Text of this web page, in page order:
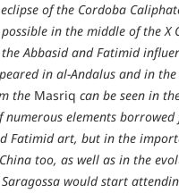
of the Cordoba
in the middle of the
Abbasid and Fatimid
in al-Andalus and in
the Masriq can be seen in
numerous elements
Fatimid art, but in the
too, as well as in the
would start